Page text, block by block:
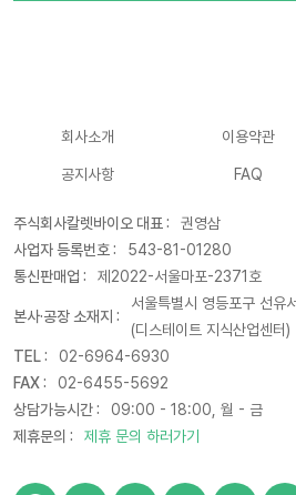
회사소개 이용약관
공지사항 FAQ
주식회사칼렛바이오 대표 :
권영삼
사업자 등록번호 :
543-81-01280
통신판매업 :
제2022-서울마포-2371호
본사·공장 소재지 :
서울특별시 영등포구 선
(디스테이트 지식산업센터)
TEL :
02-6964-6930
FAX :
02-6455-5692
상담가능시간 :
09:00 - 18:00, 월 - 금
제휴문의 :
제휴 문의 하러가기